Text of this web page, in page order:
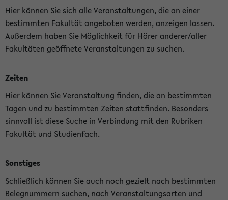
Hier können Sie sich alle Veranstaltungen, die an einer
bestimmten Fakultät angeboten werden, anzeigen lassen.
Außerdem haben Sie Möglichkeit für Hörer anderer/aller
Fakultäten geöffnete Veranstaltungen zu suchen.
Zeiten
Hier können Sie Veranstaltung finden, die an bestimmten
Tagen und zu bestimmten Zeiten stattfinden. Besonders
sinnvoll ist diese Suche in Verbindung mit den Rubriken
Fakultät und Studienfach.
Sonstiges
Schließlich können Sie auch noch gezielt nach bestimmten
Belegnummern suchen, nach Veranstaltungsarten und